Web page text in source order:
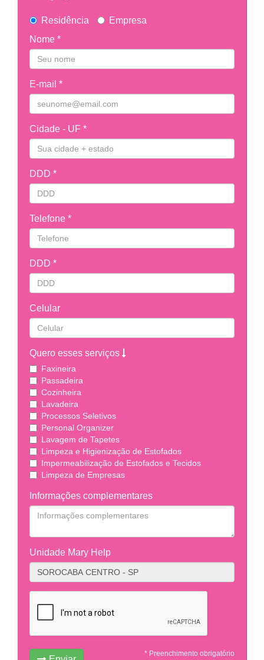
Residência
Empresa
Nome *
E-mail *
Cidade - UF *
DDD *
Telefone *
DDD *
Celular
Quero esses serviços
Faxineira
Passadeira
Cozinheira
Lavadeira
Processos Seletivos
Personal Organizer
Lavagem de Tapetes
Limpeza e Higienização de Estofados
Impermeabilização de Estofados e Tecidos
Limpeza de Empresas
Informações complementares
Unidade Mary Help
* Preenchimento obrigatório